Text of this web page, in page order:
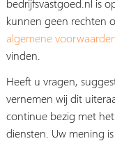
bedrijfsvastgoed.nl is
kunnen geen rechten
algemene
vinden.
Heeft u vragen,
vernemen wij dit
continue bezig met
diensten. Uw mening